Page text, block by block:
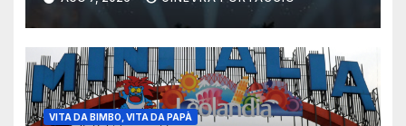
VITA DA BIMBO, VITA DA PAPÀ